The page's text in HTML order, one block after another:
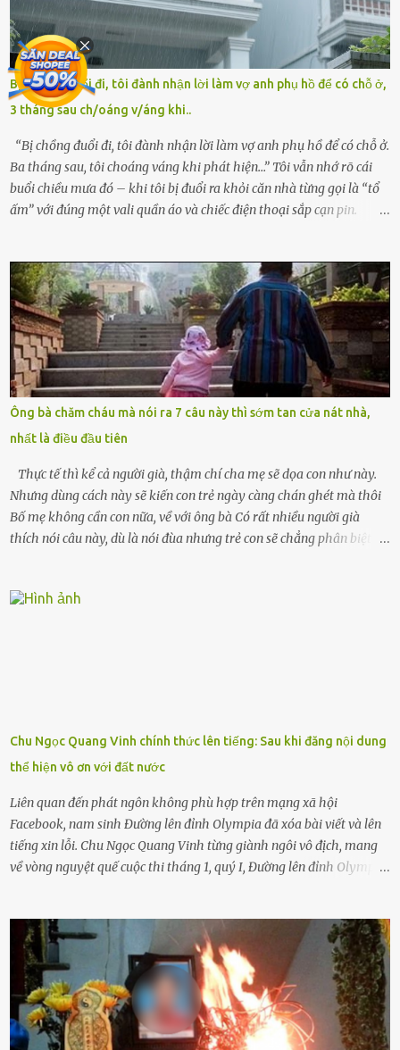
viện cớ “không đủ khả năng nuôi dưỡng” và ký vào giấy từ chối
quyền giám hộ, yêu cầu bệnh viện xử lý bé như một trường hợp bị
bỏ rơi. Trong khi ấy, con gái ruột của họ – Trần Lệ Mi – vẫn đang
mê man sau sinh, hoàn toàn không hay biết chuyện gì xảy ra.
Thiếu úy Nguyễn Thị Mai, một nữ cảnh sát công tác tại địa phương,
tình cờ chứng kiến giây phút bé bị đưa đi trong lặng lẽ. Nét mặt đỏ
hỏn, bàn tay bé xíu co quắp, ...
Bị Chồng đ;uổi đi, tôi đành nhận lời làm vợ anh phụ hồ để có chỗ ở,
3 tháng sau ch/oáng v/áng khi..
“Bị chồng đuổi đi, tôi đành nhận lời làm vợ anh phụ hồ để có chỗ ở.
Ba tháng sau, tôi choáng váng khi phát hiện…” Tôi vẫn nhớ rõ cái
buổi chiều mưa đó – khi tôi bị đuổi ra khỏi căn nhà từng gọi là “tổ
ấm” với đúng một vali quần áo và chiếc điện thoại sắp cạn pin.
cưới cô để có con. Không phải để nuôi một cái thân bất tài chỉ biết
khóc lóc,” anh ta gằn giọng, đẩy mạnh cánh cửa trước mặt tôi.
Tiếng cánh cửa đóng lại, vang lên như một bản án lạnh lùng. Tôi
đứng chết lặng giữa cơn mưa, không biết đi đâu, về đâu. Bố mẹ tôi
mất sớm. Tôi chẳng có anh chị em. Họ hàng cũng thưa thớt, chẳng
ai thân thiết đến mức có thể mở lòng cho tôi tá túc. Bạn bè? Ai cũng
bận rộn với gia đình riêng của họ. Tôi đã từng đặt cược cả thanh
xuân vào người chồng ấy – và giờ, tôi chỉ còn lại chính mình. Tôi lên
chiếc xe buýt cuối ngày, trốn chạy khỏi thành phố và nỗi đau. Tôi v...
Ông bà chăm cháu mà nói ra 7 câu này thì sớm tan cửa nát nhà,
nhất là điều đầu tiên
Thực tế thì kể cả người già, thậm chí cha mẹ sẽ dọa con như này.
Nhưng dùng cách này sẽ kiến con trẻ ngày càng chán ghét mà thôi
Bố mẹ không cần con nữa, về với ông bà Có rất nhiều người già
thích nói câu này, dù là nói đùa nhưng trẻ con sẽ chẳng phân biệt
khuyên nhủ con thật cẩn thận. Nếu cháu không nghe lời, cảnh sát
có biết gì đâu Nhiều người cứ coi trẻ còn nhỏ nên dù có phạm sai
lầm, thì họ cũng không trách mắng. Nhưng nếu người lớn tuổi
không dạy con cẩn...
Chu Ngọc Quang Vinh chính thức lên tiếng: Sau khi đăng nội dung
thể hiện vô ơn với đất nước
Liên quan đến phát ngôn không phù hợp trên mạng xã hội
Facebook, nam sinh Đường lên đỉnh Olympia đã xóa bài viết và lên
tiếng xin lỗi. Chu Ngọc Quang Vinh từng giành ngôi vô địch, mang
về vòng nguyệt quế cuộc thi tháng 1, quý I, Đường lên đỉnh Olympia.
chưa phù hợp, gây xôn xao, bức xúc trong dư luận. Ngay sau đó,
Trường THPT Chuyên Nguyễn Tất Thành báo cáo xác nhận tài
khoản Chu Vinh là của học sinh Chu Ngọc Quang Vinh, lớp 12 Anh
của nhà trường. Nam sinh này từng giành ngôi vô địch, mang về
vòng nguyệt quế cuộc thi tháng 1, quý I, Đường lên đỉnh Olympia
năm thứ 24. Quá trình giáo dục, học sinh Chu Ngọc Quang Vinh đã